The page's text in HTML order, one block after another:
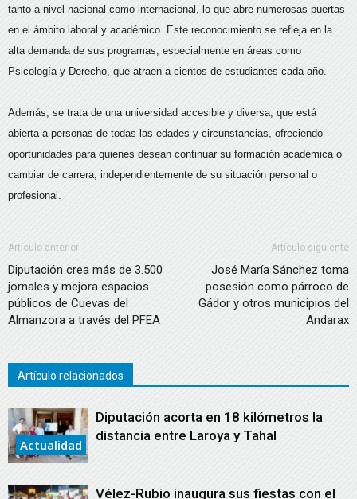
tanto a nivel nacional como internacional, lo que abre numerosas puertas
en el ámbito laboral y académico. Este reconocimiento se refleja en la
alta demanda de sus programas, especialmente en áreas como
Psicología y Derecho, que atraen a cientos de estudiantes cada año.
Además, se trata de una universidad accesible y diversa, que está
abierta a personas de todas las edades y circunstancias, ofreciendo
oportunidades para quienes desean continuar su formación académica o
cambiar de carrera, independientemente de su situación personal o
profesional.
Artículo anterior
Diputación crea más de 3.500
jornales y mejora espacios
públicos de Cuevas del
Almanzora a través del PFEA
Artículo siguiente
José María Sánchez toma
posesión como párroco de
Gádor y otros municipios del
Andarax
Artículo relacionados
Actualidad
Diputación acorta en 18 kilómetros la
distancia entre Laroya y Tahal
Vélez-Rubio inaugura sus fiestas con el